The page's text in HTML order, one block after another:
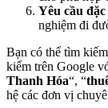
Yêu cầu
nghiệm đi
Bạn có thể tìm
kiếm trên Google
Thanh Hóa“, “
hệ các đơn vị